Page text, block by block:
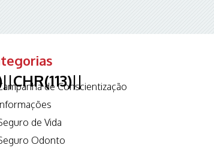
de Conscientização
de Vida
Odonto